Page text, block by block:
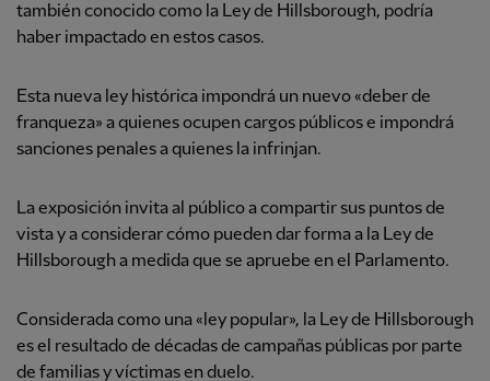
también conocido como la Ley de Hillsborough, podría
haber impactado en estos casos.
Esta nueva ley histórica impondrá un nuevo «deber de
franqueza» a quienes ocupen cargos públicos e impondrá
sanciones penales a quienes la infrinjan.
La exposición invita al público a compartir sus puntos de
vista y a considerar cómo pueden dar forma a la Ley de
Hillsborough a medida que se apruebe en el Parlamento.
Considerada como una «ley popular», la Ley de Hillsborough
es el resultado de décadas de campañas públicas por parte
de familias y víctimas en duelo.